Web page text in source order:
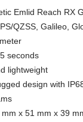
Emlid Reach RX
QZSS, Galileo,
seconds
lightweight
design with
x 51 mm x 39